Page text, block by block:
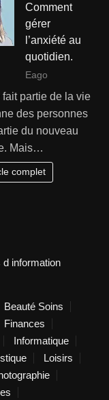
Comment
gérer
l’anxiété au
quotidien.
Eago
fait partie de la vie
des personnes
du nouveau
Mais…
complet
information
Beauté Soins
Finances
Informatique
Loisirs